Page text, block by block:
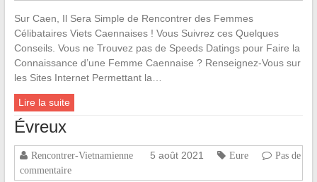
Sur Caen, Il Sera Simple de Rencontrer des Femmes
Célibataires Viets Caennaises ! Vous Suivrez ces Quelques
Conseils. Vous ne Trouvez pas de Speeds Datings pour Faire la
Connaissance d’une Femme Caennaise ? Renseignez-Vous sur
les Sites Internet Permettant la…
Lire la suite
Évreux
Rencontrer-Vietnamienne 5 août 2021 Eure
Pas de
commentaire